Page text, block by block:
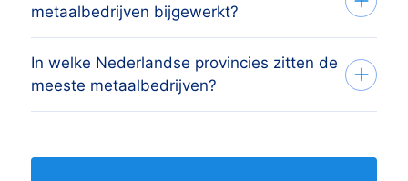
per e-mail. Vraag eerst een gratis
beoordelen voordat je koopt.
volledige adres, telefoonnummer, zakelijk
e-mailadres (waar beschikbaar), website,
KvK-nummer, btw-nummer,
bedrijfsgrootte, omzetklasse en
metaalbedrijven bijgewerkt?
Maandelijks. Bij elke update verwijderen
we opgeheven bedrijven en voegen we
nieuwe inschrijvingen uit het laatste KvK-
In welke Nederlandse provincies zitten de
meeste metaalbedrijven?
metaalbedrijven uit het overzicht. De